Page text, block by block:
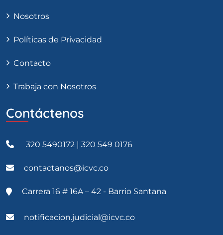
Nosotros
Políticas de Privacidad
Contacto
Trabaja con Nosotros
Contáctenos
320 5490172 | 320 549 0176
contactanos@icvc.co
Carrera 16 # 16A – 42 - Barrio Santana
notificacion.judicial@icvc.co